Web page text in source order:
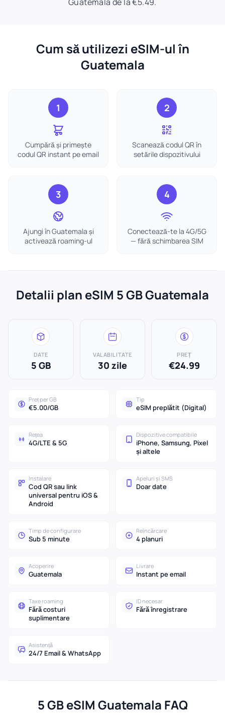
Cum să utilizezi eSIM-ul în
Guatemala
1
Cumpără și primește
codul QR instant pe email
2
Scanează codul QR în
setările dispozitivului
3
Ajungi în Guatemala și
activează roaming-ul
4
Conectează-te la 4G/5G
— fără schimbarea SIM
Detalii plan eSIM 5 GB Guatemala
DATE
5 GB
VALABILITATE
30 zile
PREȚ
€24.99
Preț per GB
€5.00/GB
Tip
eSIM preplătit (Digital)
Rețea
4G/LTE & 5G
Dispozitive compatibile
iPhone, Samsung, Pixel
și altele
Instalare
Cod QR sau link
universal pentru iOS &
Android
Apeluri și SMS
Doar date
Timp de configurare
Sub 5 minute
Reîncărcare
4 planuri
Acoperire
Guatemala
Livrare
Instant pe email
Taxe roaming
Fără costuri
suplimentare
ID necesar
Fără înregistrare
Asistență
24/7 Email & WhatsApp
5 GB eSIM Guatemala FAQ